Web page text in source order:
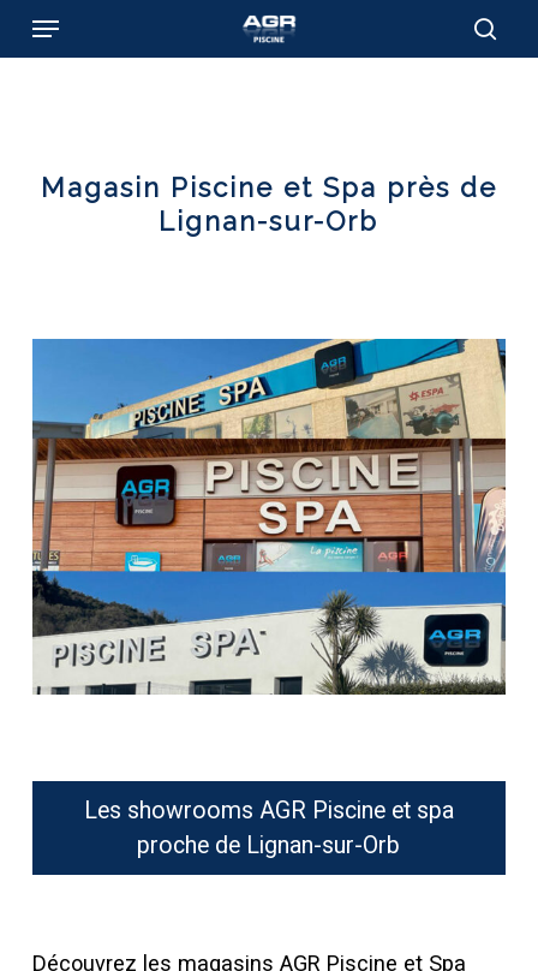
Menu
Magasin Piscine et Spa près de
Lignan-sur-Orb
Les showrooms AGR Piscine et spa
proche de Lignan-sur-Orb
Découvrez les magasins AGR Piscine et Spa